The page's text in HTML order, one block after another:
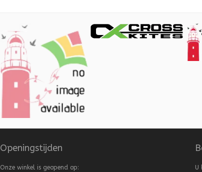
Openingstijden
Onze winkel is geopend op:
U